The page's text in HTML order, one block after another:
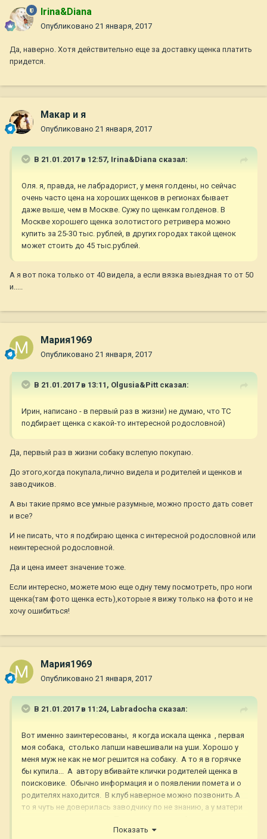
Irina&Diana
Опубликовано 21 января, 2017
Да, наверно. Хотя действительно еще за доставку щенка платить
придется.
Макар и я
Опубликовано 21 января, 2017
В 21.01.2017 в 12:57, Irina&Diana сказал:
Оля. я, правда, не лабрадорист, у меня голдены, но сейчас
очень часто цена на хороших щенков в регионах бывает
даже выше, чем в Москве. Сужу по щенкам голденов. В
Москве хорошего щенка золотистого ретривера можно
купить за 25-30 тыс. рублей, в других городах такой щенок
может стоить до 45 тыс.рублей.
А я вот пока только от 40 видела, а если вязка выездная то от 50
и.....
Мария1969
Опубликовано 21 января, 2017
В 21.01.2017 в 13:11, Olgusia&Pitt сказал:
Ирин, написано - в первый раз в жизни) не думаю, что ТС
подбирает щенка с какой-то интересной родословной)
Да, первый раз в жизни собаку вслепую покупаю.
До этого,когда покупала,лично видела и родителей и щенков и
заводчиков.
А вы такие прямо все умные разумные, можно просто дать совет
и все?
И не писать, что я подбираю щенка с интересной родословной или
неинтересной родословной.
Да и цена имеет значение тоже.
Если интересно, можете мою еще одну тему посмотреть, про ноги
щенка(там фото щенка есть),которые я вижу только на фото и не
хочу ошибиться!
Мария1969
Опубликовано 21 января, 2017
В 21.01.2017 в 11:24, Labradocha сказал:
Вот именно заинтересованы, я когда искала щенка , первая
моя собака, столько лапши навешивали на уши. Хорошо у
меня муж не как не мог решится на собаку. А то я в горячке
бы купила... А автору вбивайте клички родителей щенка в
поисковике. Обычно информация и о появлении помета и о
родителях находится. В клуб наверное можно позвонить.А
то я чуть не доверилась заводчику по не знанию, а у матери
дайка посмотрю что за скор. В итоге начала следить за
Показать